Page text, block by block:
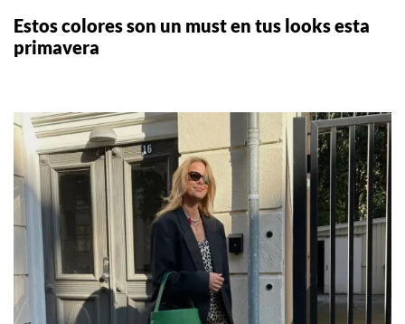
Estos colores son un must en tus looks esta
primavera